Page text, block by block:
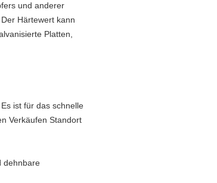
und anderer
Härtewert kann
Platten,
ist für das schnelle
Verkäufen Standort
dehnbare